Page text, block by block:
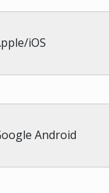
iOS
Android